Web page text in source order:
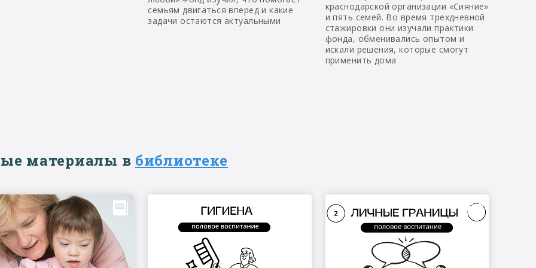
семьям двигаться вперед и какие
задачи остаются актуальными
краснодарской организации «Сияние»
и пять семей. Во время трехдневной
стажировки они изучали практики
фонда, обменивались опытом и
искали решения, которые смогут
применить дома
материалы в библиотеке